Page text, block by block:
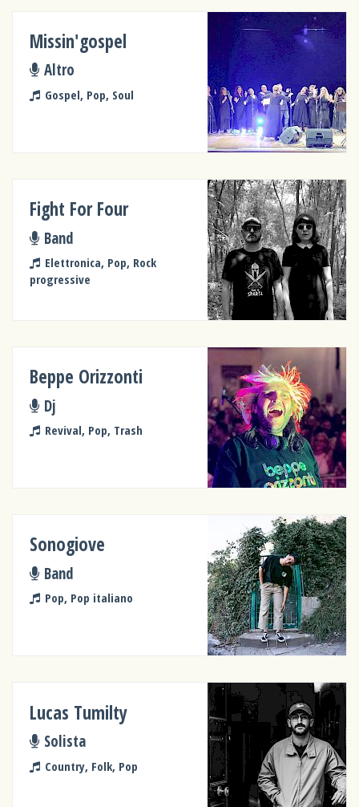
Missin'gospel
Altro
Gospel, Pop, Soul
Fight For Four
Band
Elettronica, Pop, Rock
progressive
Beppe Orizzonti
Dj
Revival, Pop, Trash
Sonogiove
Band
Pop, Pop italiano
Lucas Tumilty
Solista
Country, Folk, Pop